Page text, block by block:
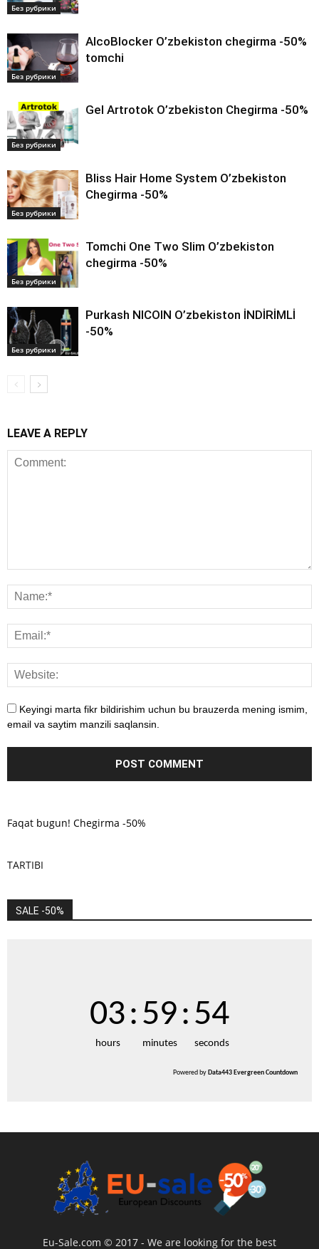
Без рубрики
Без рубрики
AlcoBlocker O’zbekiston chegirma -50%
tomchi
Без рубрики
Gel Artrotok O’zbekiston Chegirma -50%
Без рубрики
Bliss Hair Home System O’zbekiston
Chegirma -50%
Без рубрики
Tomchi One Two Slim O’zbekiston
chegirma -50%
Без рубрики
Purkash NICOIN O’zbekiston İNDİRİMLİ
-50%
LEAVE A REPLY
Keyingi marta fikr bildirishim uchun bu brauzerda mening ismim,
email va saytim manzili saqlansin.
Faqat bugun! Chegirma -50%
TARTIBI
SALE -50%
03
hours
:59
minutes
:54
seconds
Powered byData443 Evergreen Countdown
Eu-Sale.com © 2017 - We are looking for the best